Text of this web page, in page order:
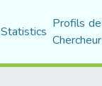
Statistics Profils